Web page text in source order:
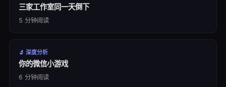
三家工作室同一天倒下
5 分钟阅读
🔬 深度分析
你的微信小游戏
6 分钟阅读